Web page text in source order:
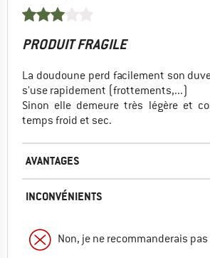
PRODUIT FRAGILE
La doudoune perd facilement son
s'use rapidement (frottements,...)
Sinon elle demeure très légère et
temps froid et sec.
AVANTAGES
INCONVÉNIENTS
Non, je ne recommanderais